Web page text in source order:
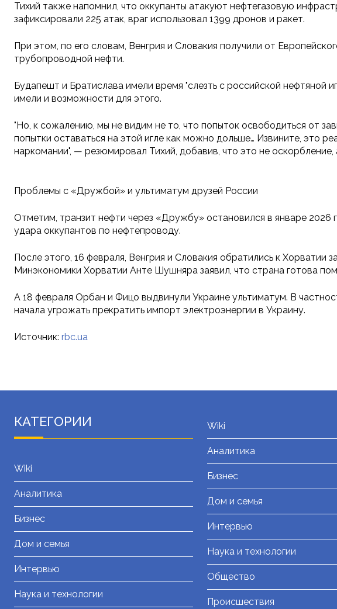
Тихий также напомнил, что оккупанты атакуют нефтегазовую
зафиксировали 225 атак, враг использовал 1399 дронов и ракет.
При этом, по его словам, Венгрия и Словакия получили от
трубопроводной нефти.
Будапешт и Братислава имели время "слезть с российской
имели и возможности для этого.
"Но, к сожалению, мы не видим не то, что попыток освободиться от
попытки оставаться на этой игле как можно дольше… Извините, это
наркомании", — резюмировал Тихий, добавив, что это не
Проблемы с «Дружбой» и ультиматум друзей России
Отметим, транзит нефти через «Дружбу» остановился в январе
удара оккупантов по нефтепроводу.
После этого, 16 февраля, Венгрия и Словакия обратились к
Минэкономики Хорватии Анте Шушняра заявил, что страна готова
А 18 февраля Орбан и Фицо выдвинули Украине ультиматум. В
начала угрожать прекратить импорт электроэнергии в Украину.
Источник: rbc.ua
КАТЕГОРИИ
Wiki
Аналитика
Бизнес
Дом и семья
Интервью
Наука и технологии
Wiki
Аналитика
Бизнес
Дом и семья
Интервью
Наука и технологии
Общество
Происшествия